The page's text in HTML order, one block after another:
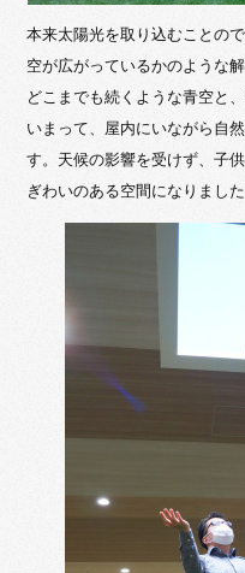
本来太陽光を取り込むことの
空が広がっているかのような
どこまでも続くような青空と
いまって、屋内にいながら自
す。天候の影響を受けず、子
ぎわいのある空間になりました